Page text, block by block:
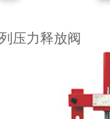
压力释放阀